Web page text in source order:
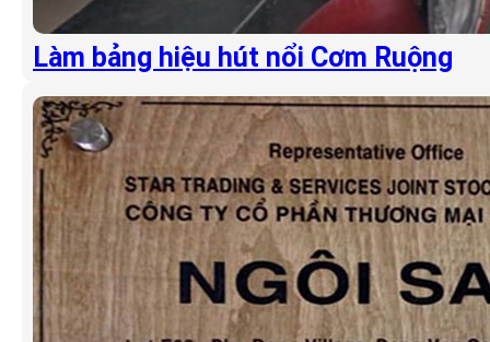
Làm bảng hiệu hút nổi Cơm Ruộng